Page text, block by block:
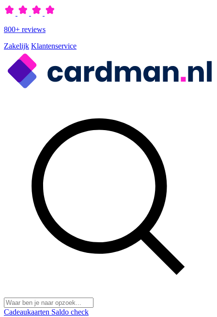
800+ reviews
Zakelijk Klantenservice
Cadeaukaarten Saldo check